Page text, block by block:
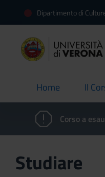
Dipartimento di
Home
current Il
Corso a
Studiare